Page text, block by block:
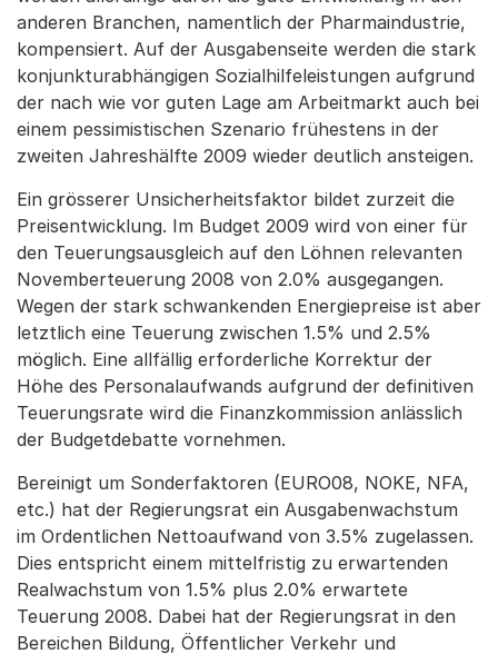
anderen Branchen, namentlich der Pharmaindustrie,
kompensiert. Auf der Ausgabenseite werden die stark
konjunkturabhängigen Sozialhilfeleistungen aufgrund
der nach wie vor guten Lage am Arbeitmarkt auch bei
einem pessimistischen Szenario frühestens in der
zweiten Jahreshälfte 2009 wieder deutlich ansteigen.
Ein grösserer Unsicherheitsfaktor bildet zurzeit die
Preisentwicklung. Im Budget 2009 wird von einer für
den Teuerungsausgleich auf den Löhnen relevanten
Novemberteuerung 2008 von 2.0% ausgegangen.
Wegen der stark schwankenden Energiepreise ist aber
letztlich eine Teuerung zwischen 1.5% und 2.5%
möglich. Eine allfällig erforderliche Korrektur der
Höhe des Personalaufwands aufgrund der definitiven
Teuerungsrate wird die Finanzkommission anlässlich
der Budgetdebatte vornehmen.
Bereinigt um Sonderfaktoren (EURO08, NOKE, NFA,
etc.) hat der Regierungsrat ein Ausgabenwachstum
im Ordentlichen Nettoaufwand von 3.5% zugelassen.
Dies entspricht einem mittelfristig zu erwartenden
Realwachstum von 1.5% plus 2.0% erwartete
Teuerung 2008. Dabei hat der Regierungsrat in den
Bereichen Bildung, Öffentlicher Verkehr und